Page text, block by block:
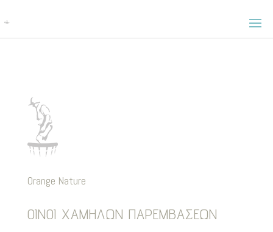
Orange Nature
ΟΙΝΟΙ ΧΑΜΗΛΩΝ ΠΑΡΕΜΒΑΣΕΩΝ